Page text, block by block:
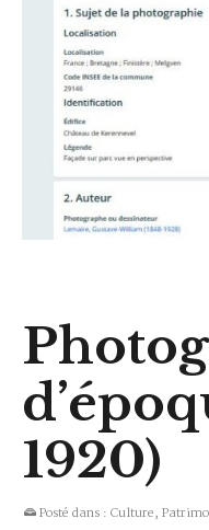
1920)
Posté dans : Culture,